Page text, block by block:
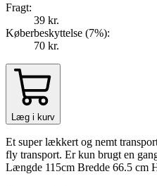
Fragt:
39 kr.
Køberbeskyttelse (7%):
70 kr.
Læg i kurv
Et super lækkert og nemt
fly transport. Er kun brugt en
Længde 115cm Bredde 66.5 cm